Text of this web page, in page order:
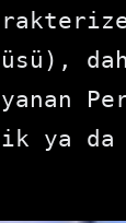
ya